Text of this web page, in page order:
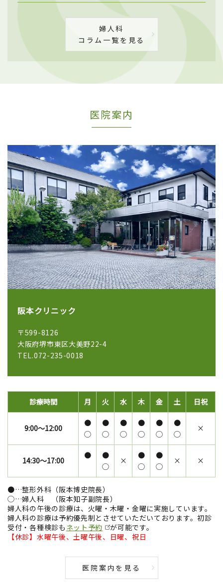
婦人科
コラム一覧を見る
医院案内
阪本クリニック
〒599-8126
大阪府堺市東区大美野22-4
TEL.072-235-0018
診療時間 月 火 水 木 金 土 日祝
9:00～12:00
●
◯
●
◯
●
◯
●
◯
●
◯
●
◯
×
14:30～17:00
●
●
◯
×
●
◯
●
◯
× ×
●…整形外科（阪本博史院長）
◯…婦人科 （阪本知子副院長）
婦人科の午後の診療は、火曜・木曜・金曜に実施しています。
婦人科の診療は予約優先制とさせていただいております。初診
受付・各種検診も ネット予約
が可能です。
【休診】水曜午後、土曜午後、日曜、祝日
医院案内を見る